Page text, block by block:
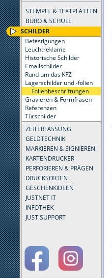
STEMPEL & TEXTPLATTEN
BÜRO & SCHULE
SCHILDER
Befestigungen
Leuchtreklame
Historische Schilder
Emailschilder
Rund um das KFZ
Lagerschilder und -folien
Folienbeschriftungen
Gravieren & Formfräsen
Referenzen
Türschilder
ZEITERFASSUNG
GELDTECHNIK
MARKIEREN & SIGNIEREN
KARTENDRUCKER
PERFORIEREN & PRÄGEN
DRUCKSORTEN
GESCHENKIDEEN
JUSTNET IT
INFOTHEK
JUST SUPPORT